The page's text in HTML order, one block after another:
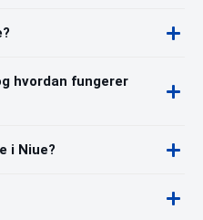
hvordan fungerer
i Niue?